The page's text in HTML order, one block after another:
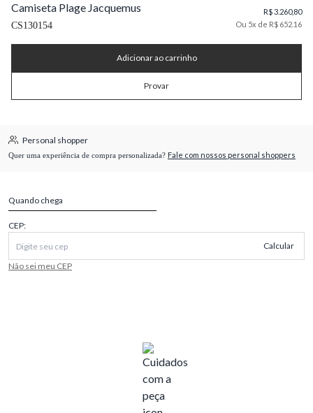
Camiseta Plage Jacquemus
CS130154
R$ 3.260,80
Ou 5x de R$ 652.16
Adicionar ao carrinho
Provar
Personal shopper
Quer uma experiência de compra personalizada? Fale com nossos personal shoppers
Quando chega
CEP:
Calcular
Não sei meu CEP